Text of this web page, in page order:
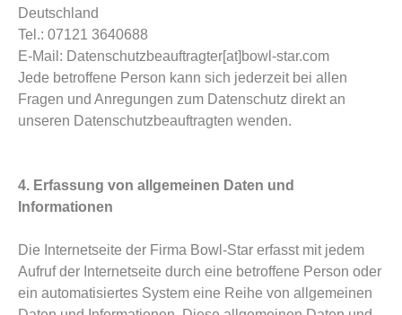
Deutschland
Tel.: 07121 3640688
E-Mail: Datenschutzbeauftragter[at]bowl-star.com
Jede betroffene Person kann sich jederzeit bei allen
Fragen und Anregungen zum Datenschutz direkt an
unseren Datenschutzbeauftragten wenden.
4. Erfassung von allgemeinen Daten und
Informationen
Die Internetseite der Firma Bowl-Star erfasst mit jedem
Aufruf der Internetseite durch eine betroffene Person oder
ein automatisiertes System eine Reihe von allgemeinen